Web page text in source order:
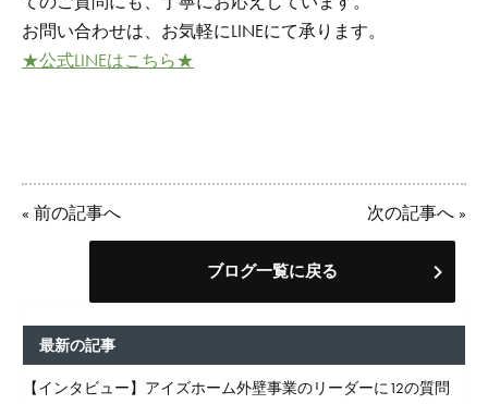
お問い合わせは、お気軽にLINEにて承ります。
★公式LINEはこちら★
« 前の記事へ 次の記事へ »
ブログ一覧に戻る
最新の記事
【インタビュー】アイズホーム外壁事業のリーダーに12の質問